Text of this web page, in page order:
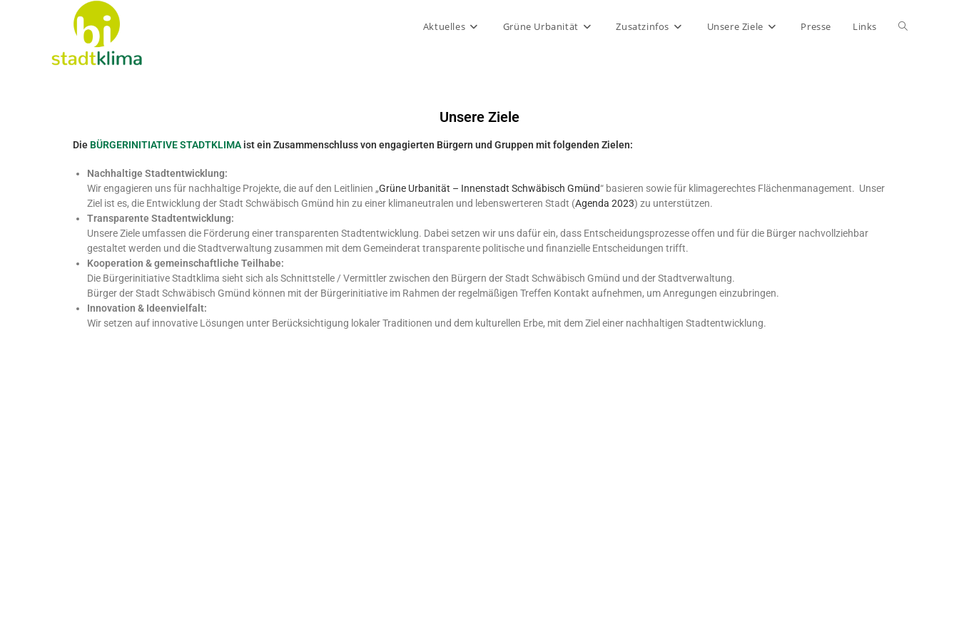
Aktuelles Grüne Urbanität Zusatzinfos Unsere Ziele Presse Links
Unsere Ziele
Die BÜRGERINITIATIVE STADTKLIMA ist ein Zusammenschluss von engagierten Bürgern und Gruppen mit folgenden Zielen:
Nachhaltige Stadtentwicklung:
Wir engagieren uns für nachhaltige Projekte, die auf den Leitlinien „Grüne Urbanität – Innenstadt Schwäbisch Gmünd“ basieren sowie für klimagerechtes Flächenmanagement. Unser
Ziel ist es, die Entwicklung der Stadt Schwäbisch Gmünd hin zu einer klimaneutralen und lebenswerteren Stadt (Agenda 2023) zu unterstützen.
Transparente Stadtentwicklung:
Unsere Ziele umfassen die Förderung einer transparenten Stadtentwicklung. Dabei setzen wir uns dafür ein, dass Entscheidungsprozesse offen und für die Bürger nachvollziehbar
gestaltet werden und die Stadtverwaltung zusammen mit dem Gemeinderat transparente politische und finanzielle Entscheidungen trifft.
Kooperation & gemeinschaftliche Teilhabe:
Die Bürgerinitiative Stadtklima sieht sich als Schnittstelle / Vermittler zwischen den Bürgern der Stadt Schwäbisch Gmünd und der Stadtverwaltung.
Bürger der Stadt Schwäbisch Gmünd können mit der Bürgerinitiative im Rahmen der regelmäßigen Treffen Kontakt aufnehmen, um Anregungen einzubringen.
Innovation & Ideenvielfalt:
Wir setzen auf innovative Lösungen unter Berücksichtigung lokaler Traditionen und dem kulturellen Erbe, mit dem Ziel einer nachhaltigen Stadtentwicklung.